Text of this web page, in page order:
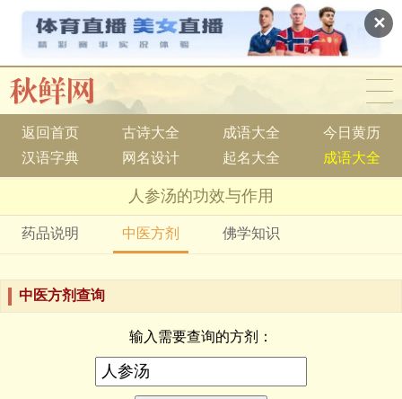
✕
返回首页 古诗大全 成语大全
今日黄历
汉语字典
网名设计 起名大全 成语大全
人参汤的功效与作用
药品说明 中医方剂 佛学知识
中医方剂查询
输入需要查询的方剂：